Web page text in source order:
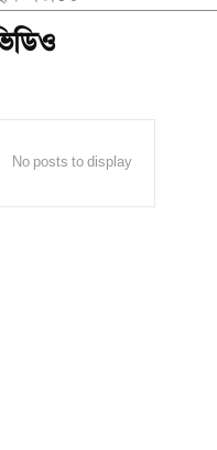
No posts to display